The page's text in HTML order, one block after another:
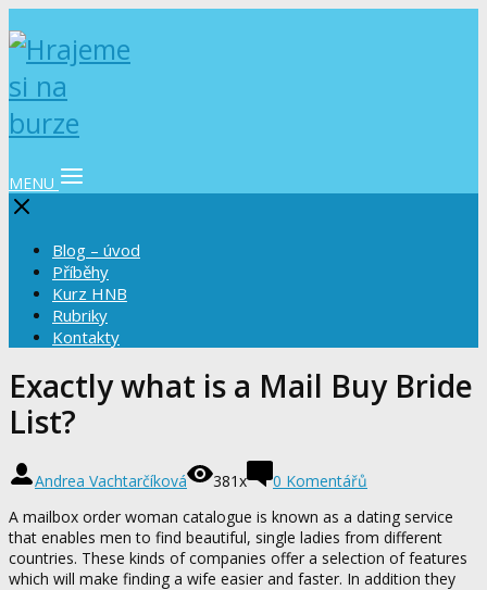
MENU
Blog – úvod
Příběhy
Kurz HNB
Rubriky
Kontakty
Exactly what is a Mail Buy Bride
List?
Andrea Vachtarčíková 381x
0 Komentářů
A mailbox order woman catalogue is known as a dating service
that enables men to find beautiful, single ladies from different
countries. These kinds of companies offer a selection of features
which will make finding a wife easier and faster. In addition they